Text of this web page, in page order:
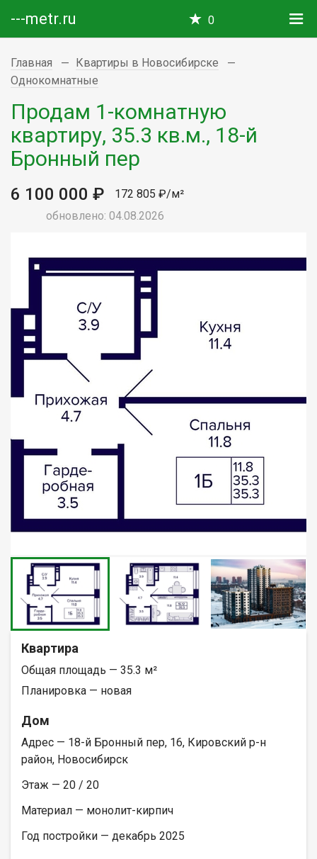
---metr.ru 0
Главная
Квартиры в Новосибирске
Однокомнатные
Продам 1-комнатную
квартиру, 35.3 кв.м., 18-й
Бронный пер
6 100 000 ₽
172 805 ₽/м²
обновлено: 04.08.2026
Квартира
Общая площадь — 35.3 м²
Планировка — новая
Дом
Адрес — 18-й Бронный пер, 16, Кировский р-н
район, Новосибирск
Этаж — 20 / 20
Материал — монолит-кирпич
Год постройки — декабрь 2025